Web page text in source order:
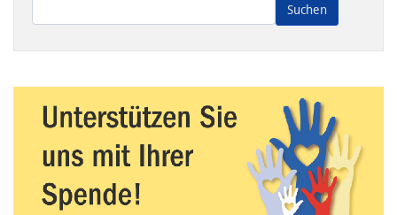
Wenn die Ergebnisse der automatischen Vervollständigung